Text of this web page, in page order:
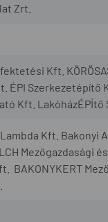
Zrt.
Kft.
ÉPI Szerkezetépítő
Kft. LakóházÉPÍtő
Kft. Bakonyi
Mezőgazdasági
BAKONYKERT